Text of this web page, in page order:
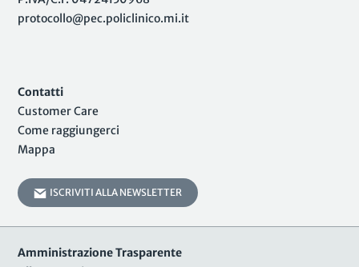
protocollo@pec.policlinico.mi.it
Contatti
Customer Care
Come raggiungerci
Mappa
ISCRIVITI ALLA NEWSLETTER
Amministrazione Trasparente